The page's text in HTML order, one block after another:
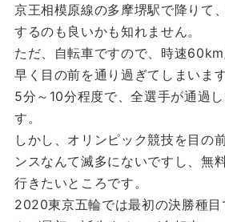
京王相模原線の多摩堺駅で降りて
するのも良いかも知れません。
ただ、自転車ですので、時速
早く目の前を通り過ぎてしまいます
5分～10分程度で、全選手が通過
す。
しかし、オリンピック競技を目の
ンスなんて滅多にないですし、無
行きたいところです。
2020東京五輪では最初の決勝種目